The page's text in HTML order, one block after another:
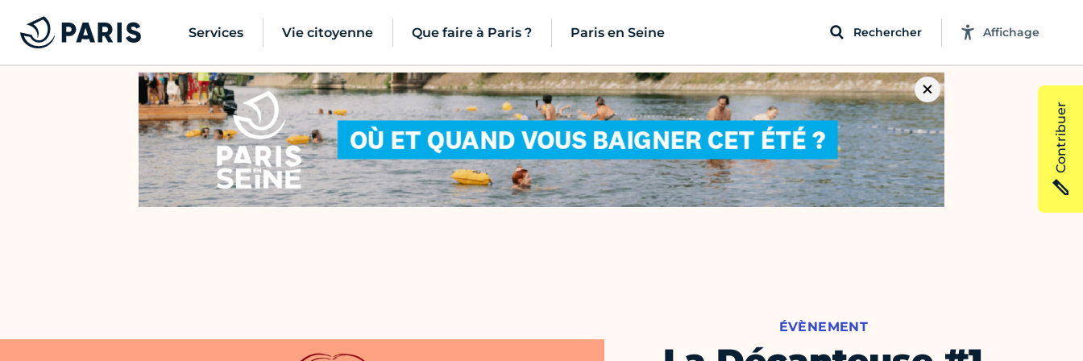
Services Vie citoyenne Que faire à Paris ? Paris en Seine Rechercher Affichage
ÉVÈNEMENT
Contribuer